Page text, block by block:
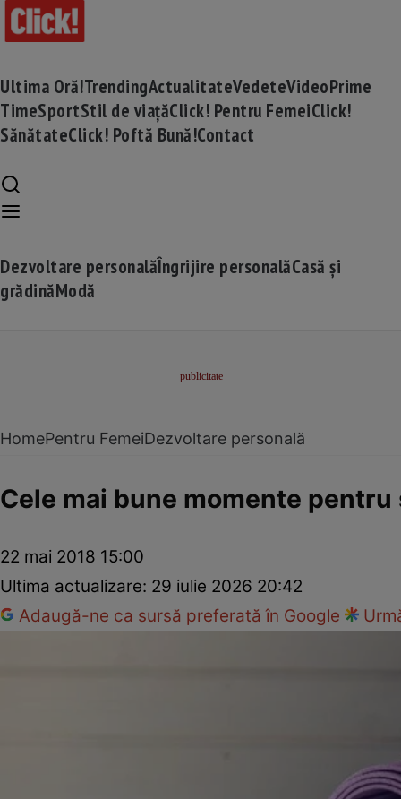
Ultima Oră!TrendingActualitateVedeteVideoPrime
TimeSportStil de viațăClick! Pentru FemeiClick!
SănătateClick! Poftă Bună!Contact
Dezvoltare personalăÎngrijire personalăCasă și
grădinăModă
HomePentru FemeiDezvoltare personală
Cele mai bune momente
22 mai 2018 15:00
Ultima actualizare: 29 iulie 2026 20:42
Adaugă-ne ca sursă preferată în Google